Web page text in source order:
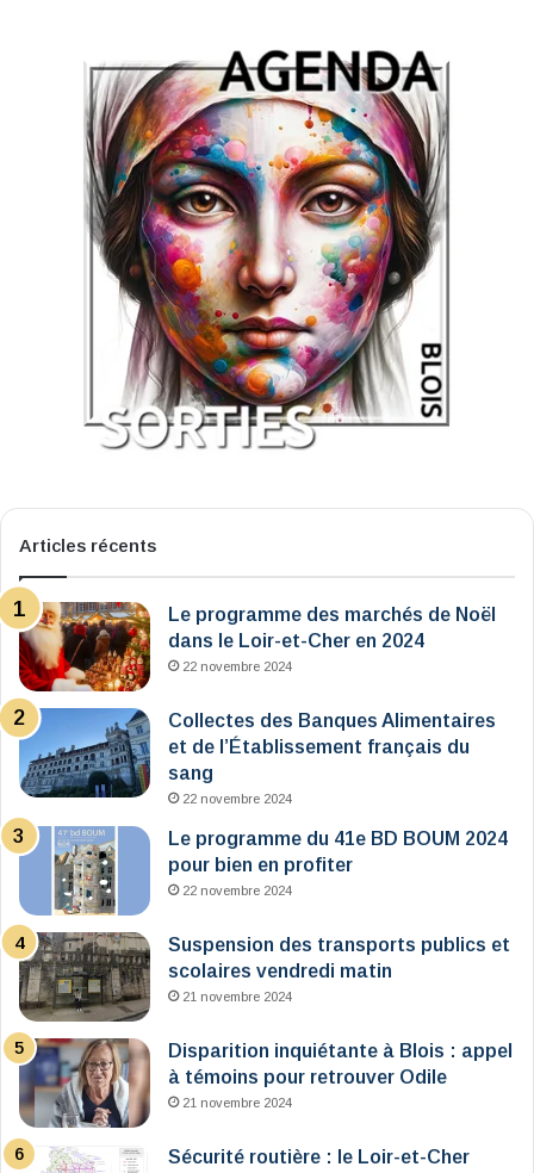
Articles récents
Le programme des marchés de Noël
dans le Loir-et-Cher en 2024
22 novembre 2024
Collectes des Banques Alimentaires
et de l’Établissement français du
sang
22 novembre 2024
Le programme du 41e BD BOUM 2024
pour bien en profiter
22 novembre 2024
Suspension des transports publics et
scolaires vendredi matin
21 novembre 2024
Disparition inquiétante à Blois : appel
à témoins pour retrouver Odile
21 novembre 2024
Sécurité routière : le Loir-et-Cher